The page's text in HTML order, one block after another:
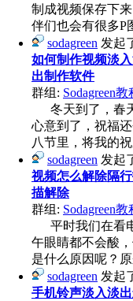
制成视频保存下
伴们也会有很多P
sodagreen 发起
如何制作视频淡
出制作软件
群组: Sodagreen
冬天到了，春
心意到了，祝福
八节里，将我的
sodagreen 发起
视频怎么解除隔
描解除
群组: Sodagreen
平时我们在看
午眼睛都不会酸
是什么原因呢？
sodagreen 发起
手机铃声淡入淡